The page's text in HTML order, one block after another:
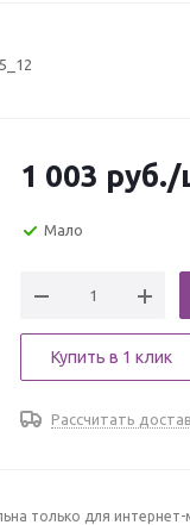
1 003 руб./
Мало
Купить в 1 клик
Рассчитать
только для